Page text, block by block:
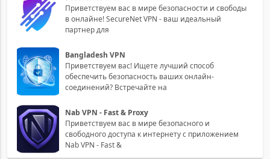
Приветствуем вас в мире безопасности и свободы
в онлайне! SecureNet VPN - ваш идеальный
партнер для
Bangladesh VPN
Приветствуем вас! Ищете лучший способ
обеспечить безопасность ваших онлайн-
соединений? Встречайте на
Nab VPN - Fast & Proxy
Приветствуем вас в мире безопасного и
свободного доступа к интернету с приложением
Nab VPN - Fast &